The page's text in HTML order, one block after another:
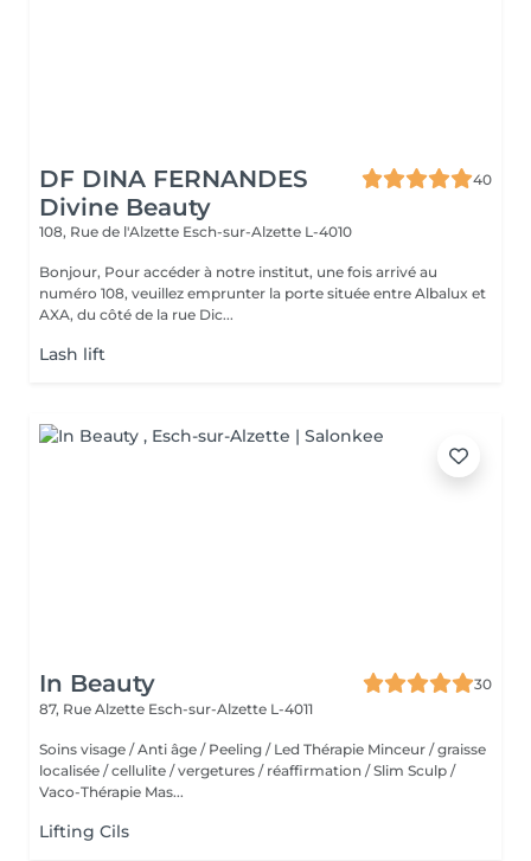
DF DINA FERNANDES
Divine Beauty
40
108, Rue de l'Alzette Esch-sur-Alzette L-4010
Bonjour, Pour accéder à notre institut, une fois arrivé au
numéro 108, veuillez emprunter la porte située entre Albalux et
AXA, du côté de la rue Dic...
Lash lift
In Beauty
30
87, Rue Alzette Esch-sur-Alzette L-4011
Soins visage / Anti âge / Peeling / Led Thérapie Minceur / graisse
localisée / cellulite / vergetures / réaffirmation / Slim Sculp /
Vaco-Thérapie Mas...
Lifting Cils